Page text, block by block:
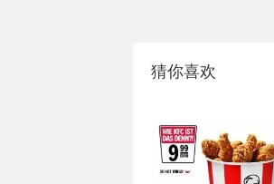
猜你喜欢